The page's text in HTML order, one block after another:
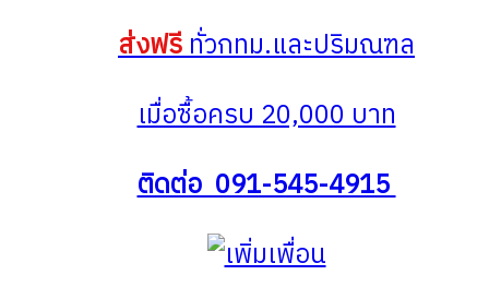
ส่งฟรีทั่วกทม.และปริมณฑล
เมื่อซื้อครบ 20,000 บาท
ติดต่อ 091-545-4915